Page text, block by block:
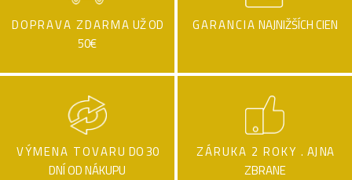
DOPRAVA ZDARMA UŽ OD
50€
GARANCIA NAJNIŽŠÍCH CIEN
VÝMENA TOVARU DO 30
DNÍ OD NÁKUPU
ZÁRUKA 2 ROKY . AJ NA
ZBRANE